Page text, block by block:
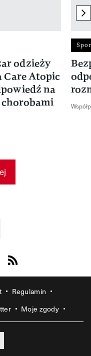
odzieży
Care Atopic
na
on Youtube
Visit us on Rss
Regulamin
Moje zgody